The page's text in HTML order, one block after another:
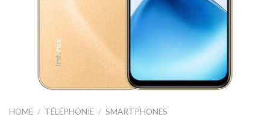
HOME / TÉLÉPHONIE / SMARTPHONES